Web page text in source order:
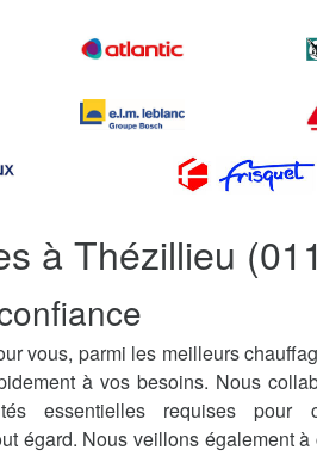
à Thézillieu
vous, parmi les meilleurs
à vos besoins. Nous
essentielles requises
égard. Nous veillons également